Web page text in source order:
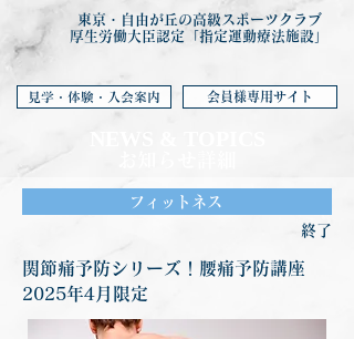
東京・自由が丘の高級スポーツクラブ
厚生労働大臣認定「指定運動療法施設」
見学・体験・入会案内 会員様専用サイト
フィットネス
終了
関節痛予防シリーズ！腰痛予防講座
2025年4月限定